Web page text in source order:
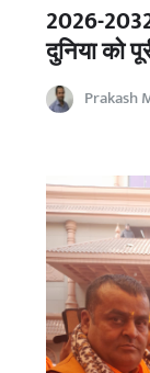
2026-
दुनिया को
Prakash